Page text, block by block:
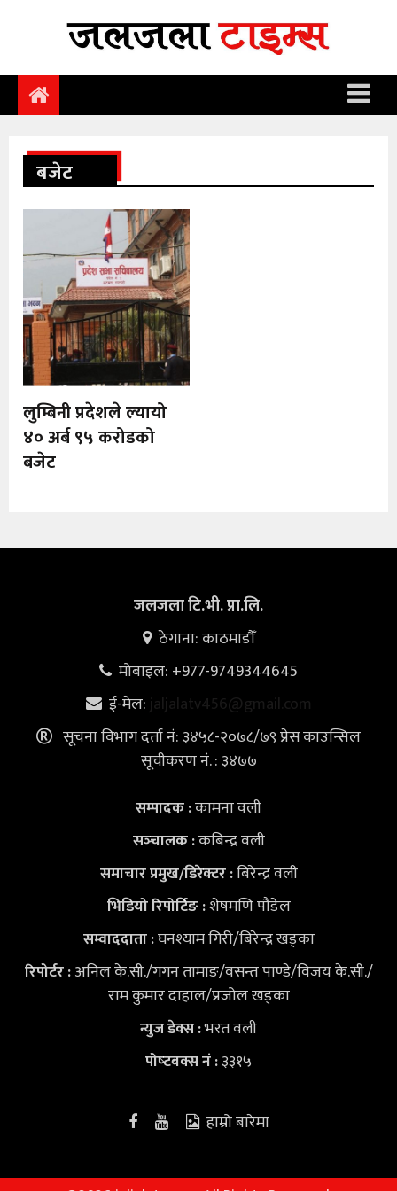
समाचार
समाज
राजनीति
आर्थिक
अन्तर्वार्ता
सिर्जना
सूचना
प्रविधि
खेलकुद
अन्तर्राष्ट्रिय
बजेट
लुम्बिनी प्रदेशले ल्यायो
४० अर्ब ९५ करोडको
बजेट
जलजला टि.भी. प्रा.लि.
ठेगाना: काठमाडौँ
मोबाइल: +977-9749344645
ई-मेल: jaljalatv456@gmail.com
सूचना विभाग दर्ता नं: ३४५८-२०७८/७९ प्रेस काउन्सिल
सूचीकरण नं. : ३४७७
सम्पादक :कामना वली
सञ्‍चालक :कबिन्द्र वली
समाचार प्रमुख/डिरेक्टर :बिरेन्द्र वली
भिडियोरिपोर्टिङ :शेषमणि पौडेल
सम्वाददाता :घनश्याम गिरी/बिरेन्द्र खड्का
रिपोर्टर :अनिल के.सी./गगन तामाङ/वसन्त पाण्डे/विजय के.सी./
राम कुमार दाहाल/प्रजोल खड्का
न्युज डेक्स:भरत वली
पोष्‍टबक्स नं :३३१५
हाम्रो बारेमा